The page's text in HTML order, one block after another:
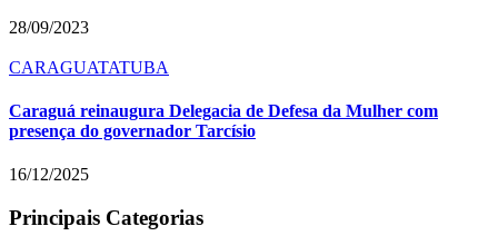
28/09/2023
CARAGUATATUBA
Caraguá reinaugura Delegacia de Defesa da Mulher com
presença do governador Tarcísio
16/12/2025
Principais Categorias